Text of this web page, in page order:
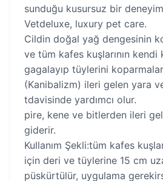
sunduğu kusursuz bir
Vetdeluxe, luxury pet care.
Cildin doğal yağ dengesinin
ve tüm kafes kuşlarının kendi
gagalayıp tüylerini
(Kanibalizm) ileri gelen yara
tdavisinde yardımcı olur.
pire, kene ve bitlerden ileri
giderir.
Kullanım Şekli:tüm kafes
için deri ve tüylerine 15 cm
püskürtülür, uygulama